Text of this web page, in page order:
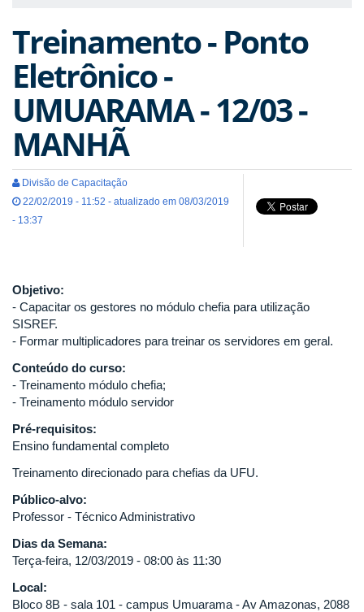
Treinamento - Ponto
Eletrônico -
UMUARAMA - 12/03 -
MANHÃ
Divisão de Capacitação
22/02/2019 - 11:52 - atualizado em 08/03/2019
- 13:37
Objetivo:
- Capacitar os gestores no módulo chefia para utilização
SISREF.
- Formar multiplicadores para treinar os servidores em geral.
Conteúdo do curso:
- Treinamento módulo chefia;
- Treinamento módulo servidor
Pré-requisitos:
Ensino fundamental completo
Treinamento direcionado para chefias da UFU.
Público-alvo:
Professor - Técnico Administrativo
Dias da Semana:
Terça-feira, 12/03/2019 - 08:00 às 11:30
Local:
Bloco 8B - sala 101 - campus Umuarama - Av Amazonas, 2088